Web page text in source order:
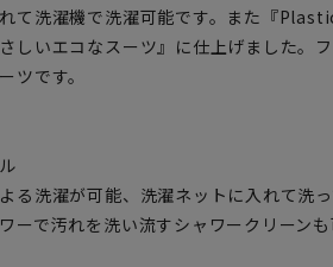
て洗濯機で洗濯可能です。また『
しいエコなスーツ』に仕上げました。
ツです。
る洗濯が可能、洗濯ネットに入れて洗
ーで汚れを洗い流すシャワークリーンも